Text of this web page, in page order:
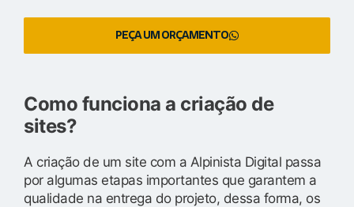
PEÇA UM ORÇAMENTO
Como funciona a criação de
sites?
A criação de um site com a Alpinista Digital passa
por algumas etapas importantes que garantem a
qualidade na entrega do projeto, dessa forma, os